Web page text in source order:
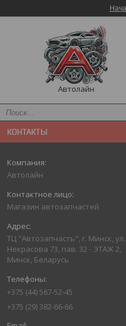
Автолайн
КОНТАКТЫ
Автолайн
Магазин автозапчастей
ТЦ "Автозапчасть", г. Минск, ул.
Некрасова 73, пав. 32 - ЭТАЖ 2,
Минск, Беларусь
+375 (44) 567-52-45
+375 (29) 382-66-66